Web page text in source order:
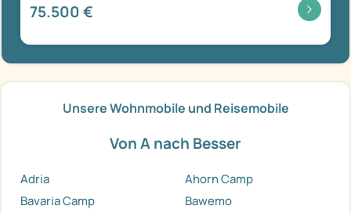
75.500 €
Unsere Wohnmobile und Reisemobile
Von A nach Besser
Adria
Ahorn Camp
Bavaria Camp
Bawemo